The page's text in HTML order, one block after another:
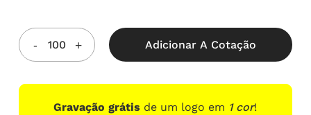
Adicionar A Cotação
Gravação grátis de um logo em 1 cor!